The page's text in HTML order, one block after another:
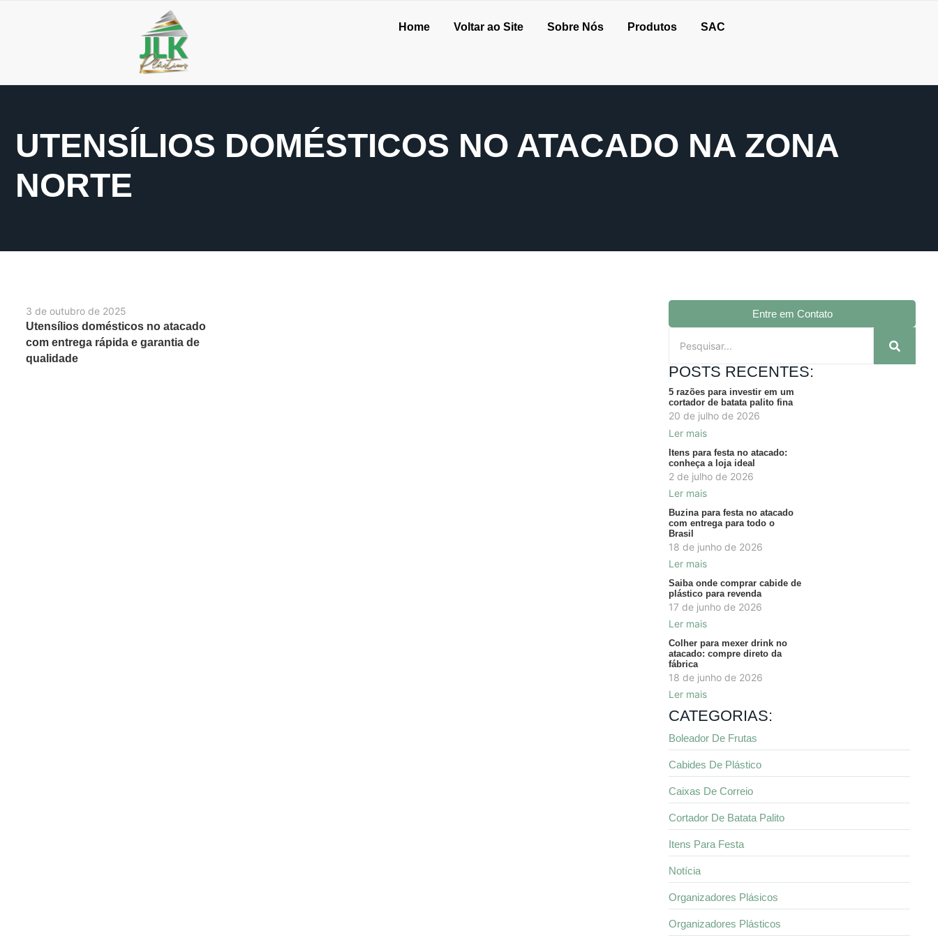
Home Voltar ao Site Sobre Nós Produtos SAC
UTENSÍLIOS DOMÉSTICOS NO ATACADO NA ZONA
NORTE
3 de outubro de 2025
Utensílios domésticos no atacado
com entrega rápida e garantia de
qualidade
Entre em Contato
POSTS RECENTES:
5 razões para investir em um
cortador de batata palito fina
20 de julho de 2026
Ler mais
Itens para festa no atacado:
conheça a loja ideal
2 de julho de 2026
Ler mais
Buzina para festa no atacado
com entrega para todo o
Brasil
18 de junho de 2026
Ler mais
Saiba onde comprar cabide de
plástico para revenda
17 de junho de 2026
Ler mais
Colher para mexer drink no
atacado: compre direto da
fábrica
18 de junho de 2026
Ler mais
CATEGORIAS:
Boleador De Frutas
Cabides De Plástico
Caixas De Correio
Cortador De Batata Palito
Itens Para Festa
Notícia
Organizadores Plásicos
Organizadores Plásticos